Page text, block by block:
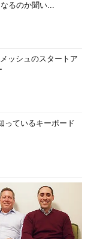
るのか聞い...
ッシュのスタートア
っているキーボード